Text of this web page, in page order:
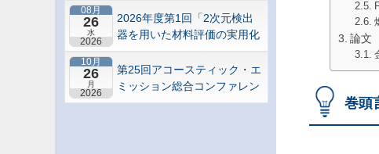
08月
26
水
2026
2026年度第1回「2次元検出
器を用いた材料評価の実用化
研究会」研究セミナー
10月
26
月
2026
第25回アコースティック・エ
ミッション総合コンファレン
ス－“音や振動”で拓くNDEの
論文
巻頭